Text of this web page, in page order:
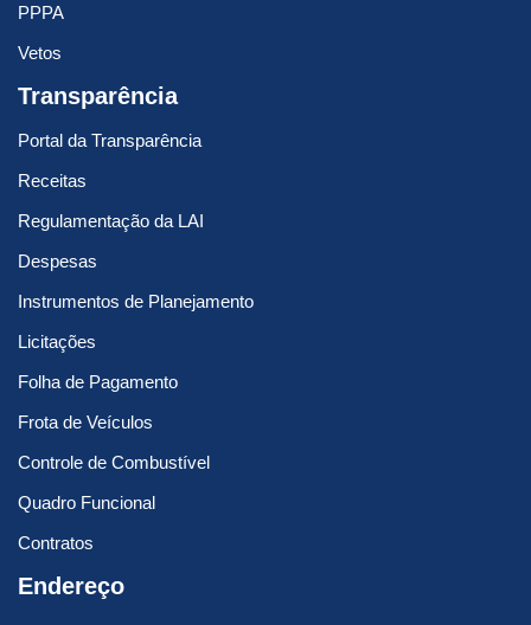
PPPA
Vetos
Transparência
Portal da Transparência
Receitas
Regulamentação da LAI
Despesas
Instrumentos de Planejamento
Licitações
Folha de Pagamento
Frota de Veículos
Controle de Combustível
Quadro Funcional
Contratos
Endereço